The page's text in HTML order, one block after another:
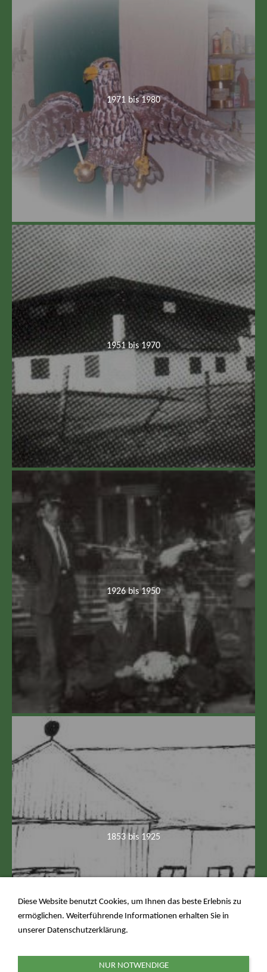
1971 bis 1980
1951 bis 1970
1926 bis 1950
1853 bis 1925
Diese Website benutzt Cookies, um Ihnen das beste Erlebnis zu
ermöglichen. Weiterführende Informationen erhalten Sie in
unserer Datenschutzerklärung.
NUR NOTWENDIGE